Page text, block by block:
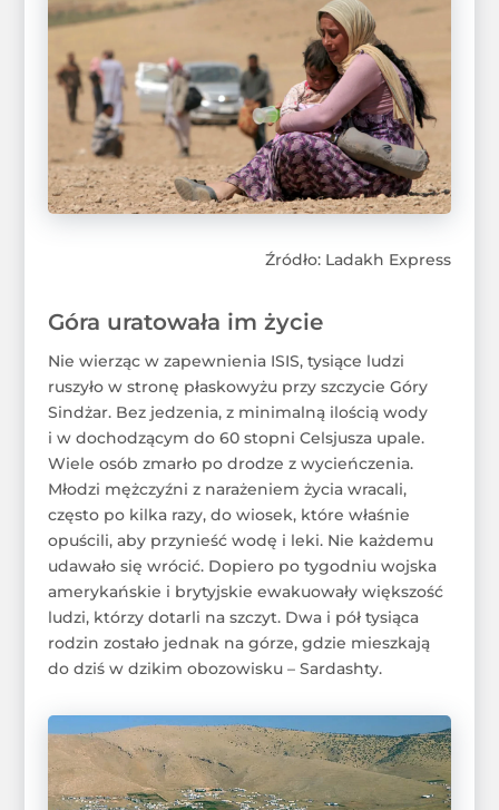
Źródło: Ladakh Express
Góra uratowała im życie
Nie wierząc w zapewnienia ISIS, tysiące ludzi
ruszyło w stronę płaskowyżu przy szczycie Góry
Sindżar. Bez jedzenia, z minimalną ilością wody
i w dochodzącym do 60 stopni Celsjusza upale.
Wiele osób zmarło po drodze z wycieńczenia.
Młodzi mężczyźni z narażeniem życia wracali,
często po kilka razy, do wiosek, które właśnie
opuścili, aby przynieść wodę i leki. Nie każdemu
udawało się wrócić. Dopiero po tygodniu wojska
amerykańskie i brytyjskie ewakuowały większość
ludzi, którzy dotarli na szczyt. Dwa i pół tysiąca
rodzin zostało jednak na górze, gdzie mieszkają
do dziś w dzikim obozowisku – Sardashty.